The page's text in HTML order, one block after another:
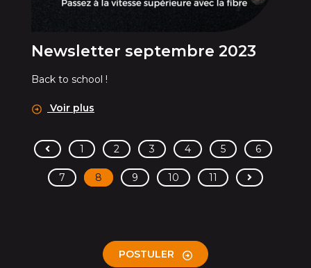
Newsletter septembre 2023
Back to school !
Voir plus
< 1 2 3 4 5 6
7 8 9 10 11 >
POSTULER